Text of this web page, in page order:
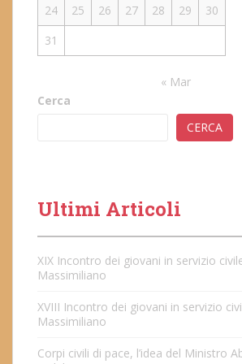
24
25 26 27 28 29
30
31
« Mar
Cerca
CERCA
Ultimi Articoli
XIX Incontro dei giovani in servizio
Massimiliano
XVIII Incontro dei giovani in servizio
Massimiliano
Corpi civili di pace, l’idea del Ministro